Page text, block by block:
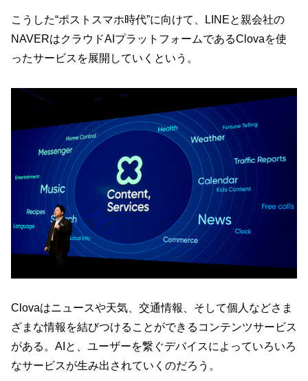
こうした“ポストスマホ時代”に向けて、LINEと親会社の
NAVERはクラウドAIプラットフォームであるClovaを使
ったサービスを展開していくという。
Clovaはニュースや天気、交通情報、そして個人などさま
ざまな情報を結びつけることができるコンテンツサービス
がある。AIと、ユーザーを繋ぐデバイスによっていろいろ
なサービスが生み出されていくのだろう。